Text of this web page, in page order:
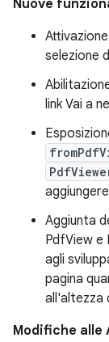
Nuove
selezione
link Vai a
Aggiunta
PdfView e
agli
pagina
all'altezza
Modifiche alle